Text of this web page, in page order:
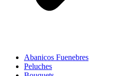
Abanicos Fuenebres
Peluches